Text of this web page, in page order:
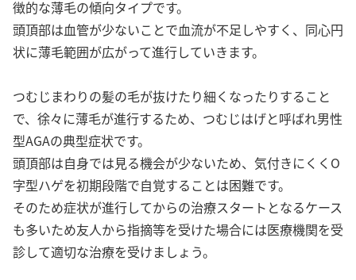
徴的な薄毛の傾向タイプです。
頭頂部は血管が少ないことで血流が不足しやすく、同心円
状に薄毛範囲が広がって進行していきます。
つむじまわりの髪の毛が抜けたり細くなったりすること
で、徐々に薄毛が進行するため、つむじはげと呼ばれ男性
型AGAの典型症状です。
頭頂部は自身では見る機会が少ないため、気付きにくくO
字型ハゲを初期段階で自覚することは困難です。
そのため症状が進行してからの治療スタートとなるケース
も多いため友人から指摘等を受けた場合には医療機関を受
診して適切な治療を受けましょう。